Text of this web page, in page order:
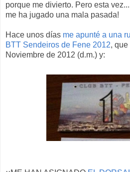
porque me divierto. Pero esta
me ha jugado una mala pasada!
Hace unos días me apunté a una
BTT Sendeiros de Fene 2012,
Noviembre de 2012 (d.m.) y: